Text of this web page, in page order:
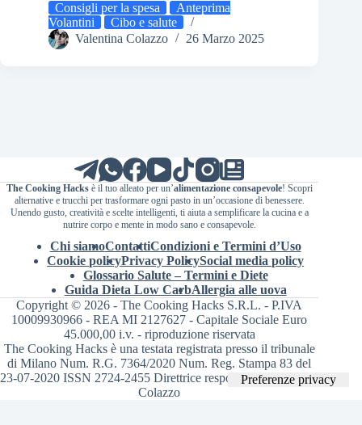
Consigli per la spesa
Anteprima
Volantini
Cibo e salute
Valentina Colazzo
26 Marzo 2025
The Cooking Hacksè il tuo alleato per un’alimentazione consapevole! Scopri
alternative e trucchi per trasformare ogni pasto in un’occasione di benessere.
Unendo gusto, creatività e scelte intelligenti, ti aiuta a semplificare la cucina e a
nutrire corpo e mente in modo sano e consapevole.
Chi siamoContattiCondizioni e Termini d’Uso
Cookie policyPrivacy PolicySocial media policy
Glossario Salute – Termini e Diete
Guida Dieta Low CarbAllergia alle uova
Copyright © 2026 - The Cooking Hacks S.R.L. - P.IVA
10009930966 - REA MI 2127627 - Capitale Sociale Euro
45.000,00 i.v. - riproduzione riservata
The Cooking Hacks è una testata registrata presso il tribunale
di Milano Num. R.G. 7364/2020 Num. Reg. Stampa 83 del
23-07-2020 ISSN 2724-2455 Direttrice responsabile Valentina
Colazzo